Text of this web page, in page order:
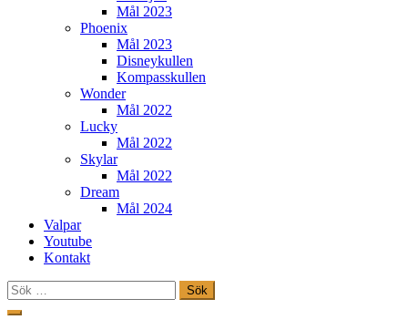
Mål 2023
Phoenix
Mål 2023
Disneykullen
Kompasskullen
Wonder
Mål 2022
Lucky
Mål 2022
Skylar
Mål 2022
Dream
Mål 2024
Valpar
Youtube
Kontakt
Sök
efter:
Hoppa